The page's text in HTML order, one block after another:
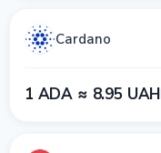
Cardano
1 ADA ≈ 8.95 UAH